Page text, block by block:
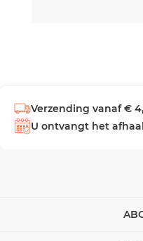
Verzending vanaf €
U ontvangt het